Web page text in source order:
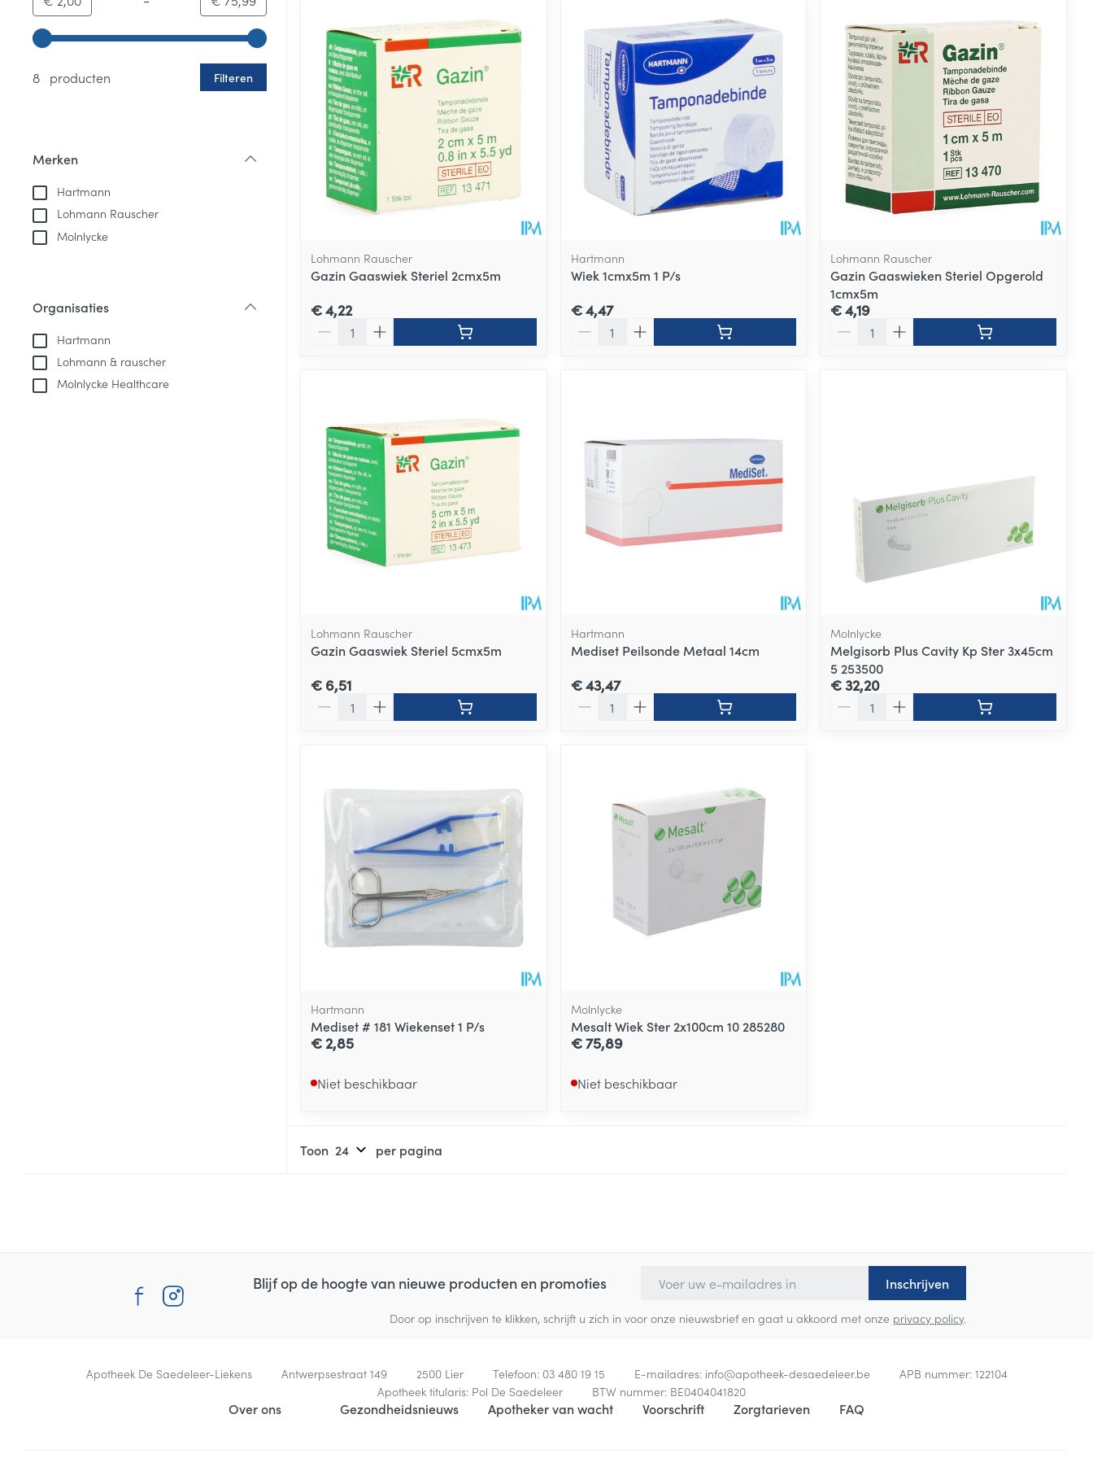
Gebruik de pijltjestoetsen links en rechts om de minimale en maximale prijswaarden aan te passen.
8 producten
Filteren
Merken
Hartmann
Lohmann Rauscher
Molnlycke
Organisaties
Hartmann
Lohmann & rauscher
Molnlycke Healthcare
Lohmann Rauscher
Gazin Gaaswiek Steriel 2cmx5m
€ 4,22
Hartmann
Wiek 1cmx5m 1 P/s
€ 4,47
Lohmann Rauscher
Gazin Gaaswieken Steriel Opgerold
1cmx5m
€ 4,19
Lohmann Rauscher
Gazin Gaaswiek Steriel 5cmx5m
€ 6,51
Hartmann
Mediset Peilsonde Metaal 14cm
€ 43,47
Molnlycke
Melgisorb Plus Cavity Kp Ster 3x45cm
5 253500
€ 32,20
Hartmann
Mediset # 181 Wiekenset 1 P/s
€ 2,85
Niet beschikbaar
Molnlycke
Mesalt Wiek Ster 2x100cm 10 285280
€ 75,89
Niet beschikbaar
Toon per pagina
Blijf op de hoogte van nieuwe producten en promoties Inschrijven
Door op inschrijven te klikken, schrijft u zich in voor onze nieuwsbrief en gaat u akkoord met onze privacy policy.
Contacteer ons
Apotheek De Saedeleer-Liekens Antwerpsestraat 149 2500 Lier Telefoon: 03 480 19 15 E-mailadres: info@apotheek-desaedeleer.be APB nummer: 122104
Apotheek titularis: Pol De Saedeleer BTW nummer: BE0404041820
Over ons Gezondheidsnieuws Apotheker van wacht Voorschrift Zorgtarieven FAQ